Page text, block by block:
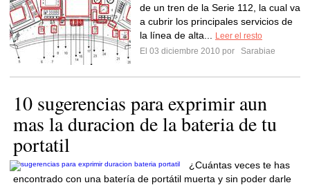
de un tren de la Serie 112, la cual va
a cubrir los principales servicios de
la línea de alta...
Leer el resto
El 03 diciembre 2010 por
Sarabiae
10 sugerencias para exprimir aun
mas la duracion de la bateria de tu
portatil
¿Cuántas veces te has
encontrado con una batería de portátil muerta y sin poder darle